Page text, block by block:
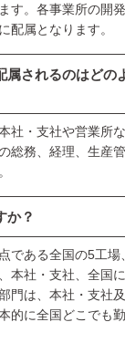
す。各事業所の開
配属となります。
属されるのはどの
社・支社や営業所
総務、経理、生産
か？
である全国の5工場
本社・支社、全国
門は、本社・支社
的に全国どこでも